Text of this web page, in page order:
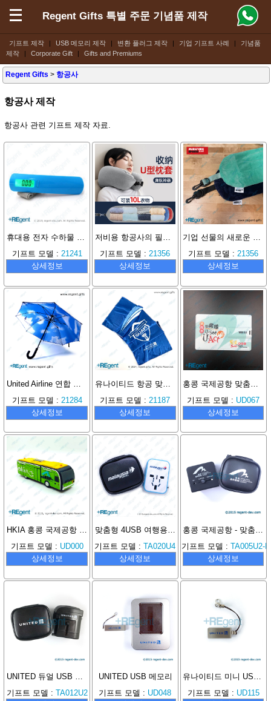
기프트 제작 | USB 메모리 제작 | 변환 플러그 제작 | 기업 기프트 사례 |
기념품
제작
| Corporate Gift | Gifts and Premiums
Regent Gifts 특별 주문 기념품 제작
Regent Gifts > 항공사
항공사 제작
항공사 관련 기프트 제작 자료.
휴대용 전자 수하물 저울
기프트 모델 : 21241
상세정보
저비용 항공사의 필수품 U자형 목베개, 다기능 목베개, 옷을 채울 수 있는 휴대용 베개 커버
기프트 모델 :21356
상세정보
기업 선물의 새로운 트렌드! Marathon Sports가 왜 '저가 항공 필수품, 충전식 U자형 목베개'를 비즈니스 사은품으로 선택했을까?
기프트 모델 :21356
상세정보
United Airline 연합 항공 광고 우산 맞춤 제작
기프트 모델 : 21284
상세정보
유나이티드 항공 맞춤형 스포츠 쿨타월
기프트 모델 :21187
상세정보
홍콩 국제공항 맞춤형 카드 USB 메모리
기프트 모델 : UD067
상세정보
HKIA 홍콩 국제공항 맞춤형 USB 메모리
기프트 모델 : UD000
상세정보
맞춤형 4USB 여행용 어댑터
기프트 모델 :
TA020U4
상세정보
홍콩 국제공항 - 맞춤형 여행용 플러그 선물
기프트 모델 :
TA005U2-
상세정보
기프트 모델 : TA012U2
UNITED USB 메모리
기프트 모델 : UD048
기프트 모델 : UD115